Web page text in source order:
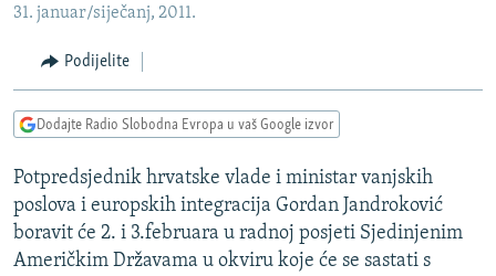
na
navigaciju
Pređite
na
KOSOVO
CRNA GORA
VIDEO
FOTOGALERIJE
INFOGRAFIKE
PODCASTI
RAT U UKRAJINI
KINA NA BALKANU
RSE PRIČE IZ SVIJETA
31. januar/siječanj, 2011.
Podijelite
Dodajte Radio Slobodna Evropa u vaš Google izvor
Potpredsjednik hrvatske vlade i ministar vanjskih
poslova i europskih integracija Gordan Jandroković
boravit će 2. i 3.februara u radnoj posjeti Sjedinjenim
Američkim Državama u okviru koje će se sastati s